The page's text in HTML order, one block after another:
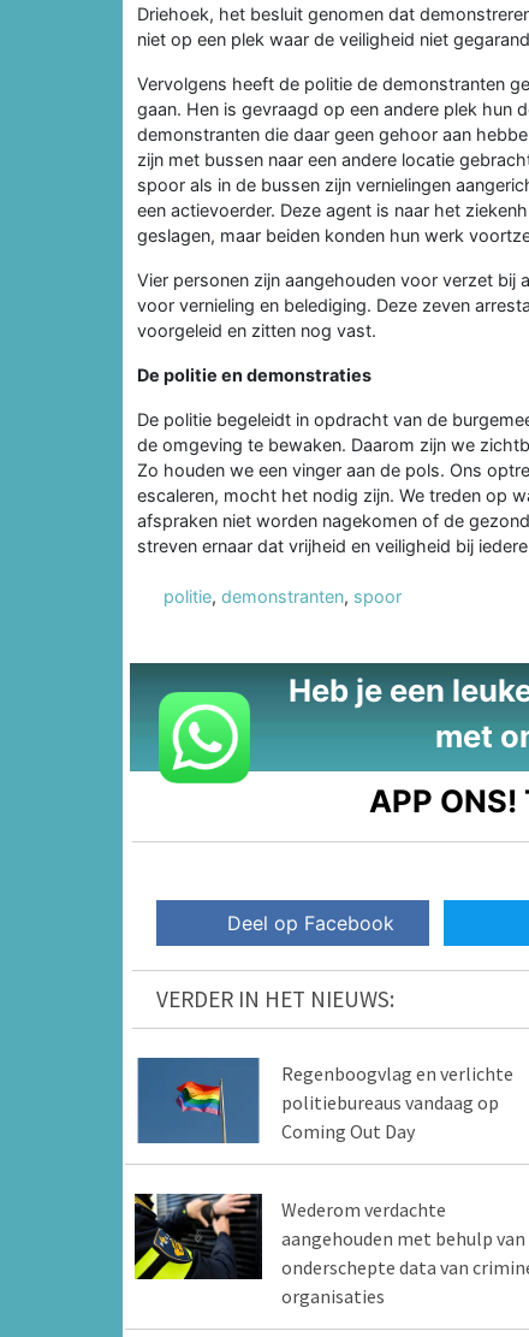
Driehoek, het besluit genomen dat
niet op een plek waar de veiligheid niet
Vervolgens heeft de politie de demonstranten
gaan. Hen is gevraagd op een andere plek hun
demonstranten die daar geen gehoor aan
zijn met bussen naar een andere locatie
spoor als in de bussen zijn vernielingen
een actievoerder. Deze agent is naar het
geslagen, maar beiden konden hun werk
Vier personen zijn aangehouden voor verzet bij
voor vernieling en belediging. Deze zeven
voorgeleid en zitten nog vast.
De politie en demonstraties
De politie begeleidt in opdracht van de
de omgeving te bewaken. Daarom zijn we
Zo houden we een vinger aan de pols. Ons
escaleren, mocht het nodig zijn. We treden op
afspraken niet worden nagekomen of de
streven ernaar dat vrijheid en veiligheid bij
politie, demonstranten, spoor
Heb je een
met
APP ONS!
Deel op Facebook
VERDER IN HET NIEUWS:
Regenboogvlag en verlichte
politiebureaus vandaag op
Coming Out Day
Wederom verdachte
aangehouden met behulp van
onderschepte data van
organisaties